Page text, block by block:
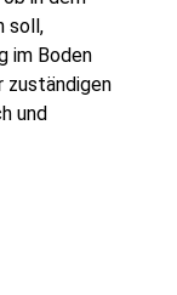
soll,
im Boden
zuständigen
und